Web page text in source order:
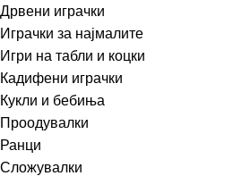
Дрвени играчки
Играчки за најмалите
Игри на табли и коцки
Кадифени играчки
Кукли и бебиња
Проодувалки
Ранци
Сложувалки